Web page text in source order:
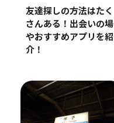
友達探しの方法はたく
さんある！出会いの場
やおすすめアプリを紹
介！